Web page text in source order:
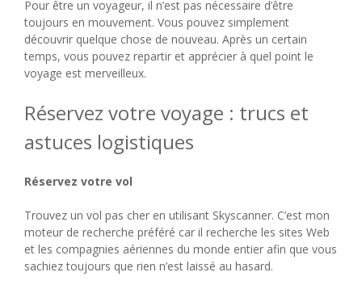
Pour être un voyageur, il n’est pas nécessaire d’être
toujours en mouvement. Vous pouvez simplement
découvrir quelque chose de nouveau. Après un certain
temps, vous pouvez repartir et apprécier à quel point le
voyage est merveilleux.
Réservez votre voyage : trucs et
astuces logistiques
Réservez votre vol
Trouvez un vol pas cher en utilisant Skyscanner. C’est mon
moteur de recherche préféré car il recherche les sites Web
et les compagnies aériennes du monde entier afin que vous
sachiez toujours que rien n’est laissé au hasard.